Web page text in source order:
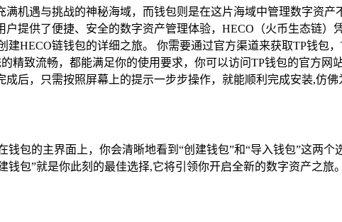
满机遇与挑战的神秘海域，而钱包则是在这片海域中管理数字资产
提供了便捷、安全的数字资产管理体验，HECO（火币生态链）
HECO链钱包的详细之旅。 你需要通过官方渠道来获取TP钱包
致流畅，都能满足你的使用要求，你可以访问TP钱包的官方网
后，只需按照屏幕上的提示一步步操作，就能顺利完成安装,仿佛
包的主界面上，你会清晰地看到“创建钱包”和“导入钱包”这两
包”就是你此刻的最佳选择,它将引领你开启全新的数字资产之旅。